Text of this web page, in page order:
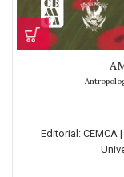
Editorial: CEMCA